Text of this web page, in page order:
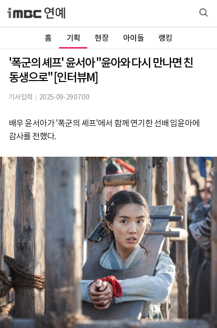
홈 기획 현장 아이돌 랭킹
'폭군의 셰프' 윤서아 "윤아와 다시 만나면 친
동생으로" [인터뷰M]
기사입력 2025-09-29 07:00
배우 윤서아가 '폭군의 셰프'에서 함께 연기한 선배 임윤아에
감사를 전했다.